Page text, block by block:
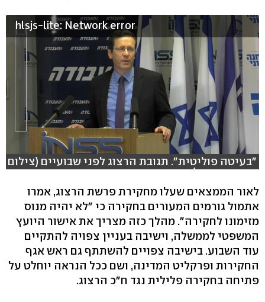
hlsjs-lite: Network error
"בעיטה פוליטית". תגובת הרצוג לפני שבועיים (צילום
: מתן טורקיה)
לאור הממצאים שעלו מחקירת פרשת הרצוג, אמרו
אתמול גורמים המעורים בחקירה כי "לא יהיה מנוס
מזימונו לחקירה". מהלך כזה מצריך את אישור היועץ
המשפטי לממשלה, וישיבה בעניין צפויה להתקיים
עוד השבוע. בישיבה צפויים להשתתף גם ראש אגף
החקירות ופרקליט המדינה, ושם ככל הנראה יוחלט על
פתיחה בחקירה פלילית נגד ח"כ הרצוג.